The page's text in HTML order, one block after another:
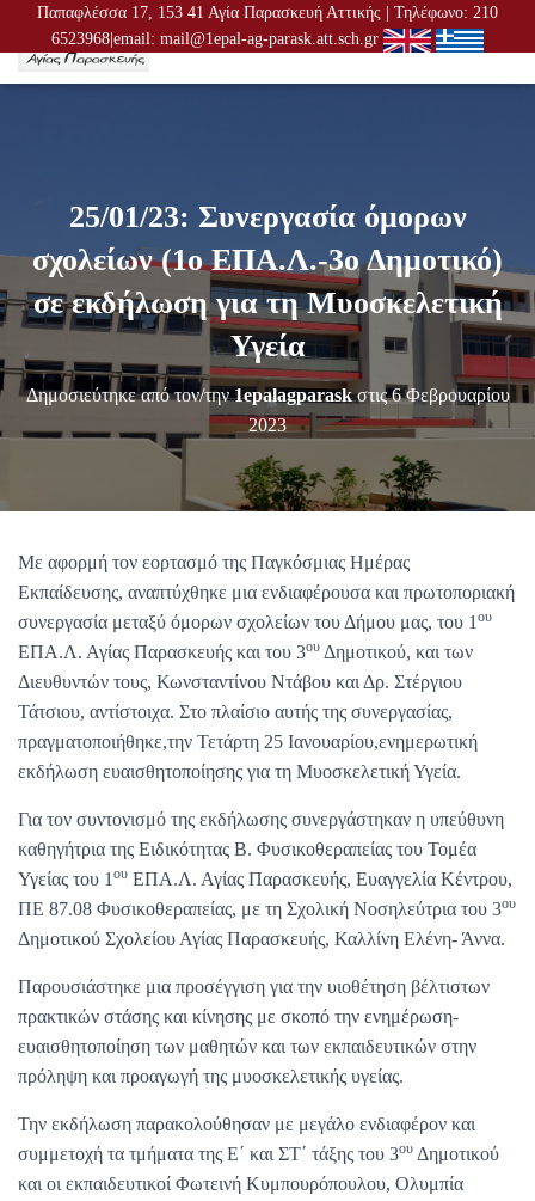
Παπαφλέσσα 17, 153 41 Αγία Παρασκευή Αττικής | Τηλέφωνο: 210
6523968|email: mail@1epal-ag-parask.att.sch.gr
Ν
Λ
Ο
Ή
Γ
Η
Σ
Η
Σ
25/01/23: Συνεργασία όμορων
σχολείων (1ο ΕΠΑ.Λ.-3ο Δημοτικό)
σε εκδήλωση για τη Μυοσκελετική
Υγεία
Δημοσιεύτηκε από τον/την1epalagparaskστις6 Φεβρουαρίου
2023
Με αφορμή τον εορτασμό της Παγκόσμιας Ημέρας
Εκπαίδευσης, αναπτύχθηκε μια ενδιαφέρουσα και πρωτοποριακή
συνεργασία μεταξύ όμορων σχολείων του Δήμου μας, του 1 ου
ΕΠΑ.Λ. Αγίας Παρασκευής και του 3ου Δημοτικού, και των
Διευθυντών τους, Κωνσταντίνου Ντάβου και Δρ. Στέργιου
Τάτσιου, αντίστοιχα. Στο πλαίσιο αυτής της συνεργασίας,
πραγματοποιήθηκε,την Τετάρτη 25 Ιανουαρίου,ενημερωτική
εκδήλωση ευαισθητοποίησης για τη Μυοσκελετική Υγεία.
Για τον συντονισμό της εκδήλωσης συνεργάστηκαν η υπεύθυνη
καθηγήτρια της Ειδικότητας Β. Φυσικοθεραπείας του Τομέα
Υγείας του 1 ου ΕΠΑ.Λ. Αγίας Παρασκευής, Ευαγγελία Κέντρου,
ΠΕ 87.08 Φυσικοθεραπείας, με τη Σχολική Νοσηλεύτρια του 3ου
Δημοτικού Σχολείου Αγίας Παρασκευής, Καλλίνη Ελένη- Άννα.
Παρουσιάστηκε μια προσέγγιση για την υιοθέτηση βέλτιστων
πρακτικών στάσης και κίνησης με σκοπό την ενημέρωση-
ευαισθητοποίηση των μαθητών και των εκπαιδευτικών στην
πρόληψη και προαγωγή της μυοσκελετικής υγείας.
Την εκδήλωση παρακολούθησαν με μεγάλο ενδιαφέρον και
συμμετοχή τα τμήματα της Ε΄ και ΣΤ΄ τάξης του 3ου Δημοτικού
και οι εκπαιδευτικοί Φωτεινή Κυμπουρόπουλου, Ολυμπία